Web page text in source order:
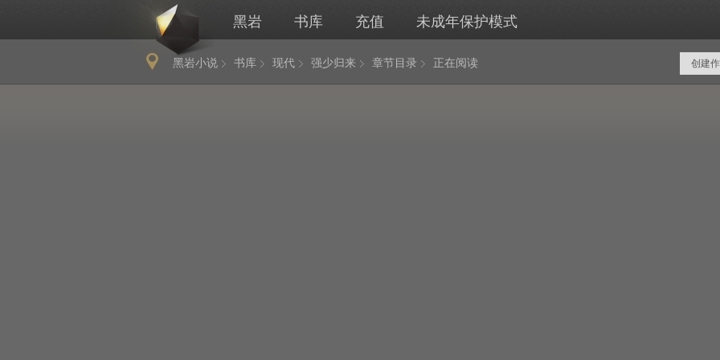
黑岩 书库 充值 未成年保护模式
黑岩小说 书库 现代 强少归来 章节目录 正在阅读 创建